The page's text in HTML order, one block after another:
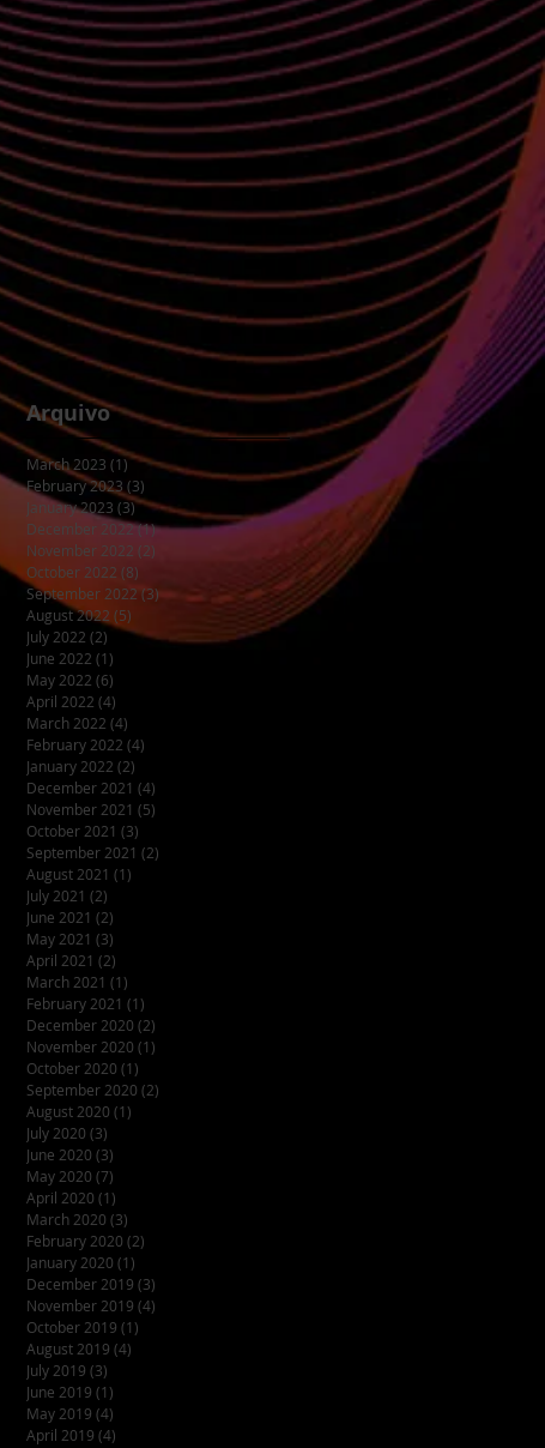
Arquivo
March 2023 (1)1 post
February 2023 (3)
January 2023 (3)3 posts
December 2022(1)1 post
November 2022 (2)
October 2022 (8)
September 2022 (3)3 posts
August 2022 (5)
July 2022 (2) 2 posts
June 2022 (1)
May 2022 (6)
April 2022 (4)
March 2022 (4)
February 2022 (4)
January 2022 (2)
December 2021 (4)
November 2021 (5)
October 2021 (3)
September 2021 (2)
August 2021 (1)
July 2021 (2)
June 2021 (2)
May 2021 (3)
April 2021 (2)
March 2021 (1)
February 2021 (1)
December 2020 (2)
November 2020 (1)
October 2020 (1)
September 2020 (2)
August 2020 (1)
July 2020 (3)
June 2020 (3)
May 2020 (7)
April 2020 (1)
March 2020 (3)
February 2020 (2)
January 2020 (1)
December 2019 (3)
November 2019 (4)
October 2019 (1)
August 2019 (4)
July 2019 (3)
June 2019 (1)
May 2019 (4)
April 2019 (4)